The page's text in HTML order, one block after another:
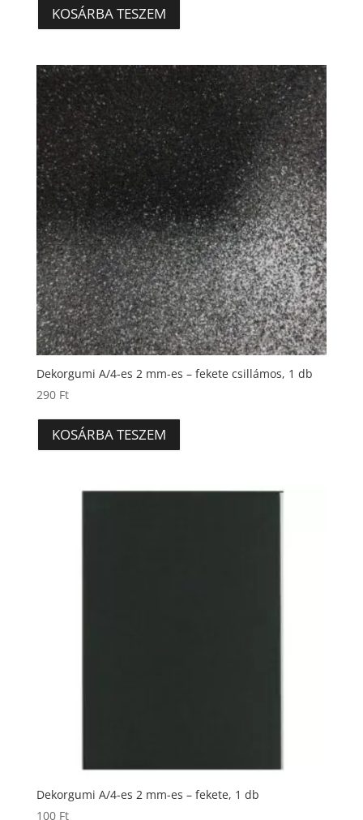
KOSÁRBA TESZEM
Dekorgumi A/4-es 2 mm-es – fekete csillámos, 1 db
290 Ft
KOSÁRBA TESZEM
Dekorgumi A/4-es 2 mm-es – fekete, 1 db
100 Ft